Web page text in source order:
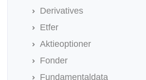
Derivatives
Etfer
Aktieoptioner
Fonder
Fundamentaldata